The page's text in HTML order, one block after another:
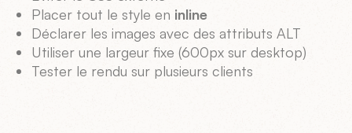
Placer tout le style en inline
Déclarer les images avec des attributs ALT
Utiliser une largeur fixe (600px sur desktop)
Tester le rendu sur plusieurs clients